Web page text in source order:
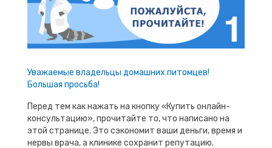
Уважаемые владельцы домашних питомцев!
Большая просьба!
Перед тем как нажать на кнопку «Купить онлайн-
консультацию», прочитайте то, что написано на
этой странице. Это сэкономит ваши деньги, время и
нервы врача, а клинике сохранит репутацию.